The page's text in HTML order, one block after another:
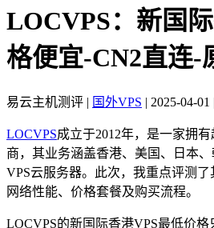
LOCVPS：新国
格便宜-CN2直连-
易云主机测评 | 国外VPS | 2025-04-01
LOCVPS成立于2012年，是一家拥
商，其业务涵盖香港、美国、日本
VPS云服务器。此次，我重点评测
网络性能、价格套餐及购买流程。
LOCVPS的新国际香港VPS最低价